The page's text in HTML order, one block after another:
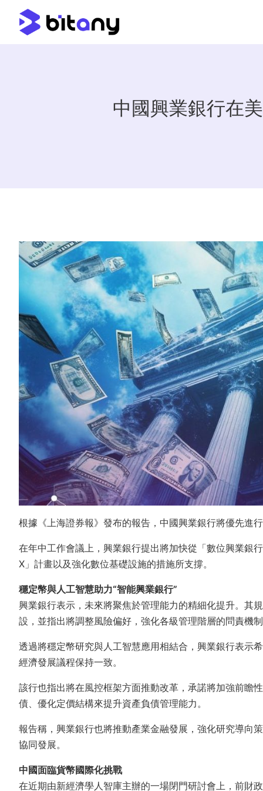
中國興業銀行在
根據《上海證券報》發布的報告，中國興業銀行將優先進
在年中工作會議上，興業銀行提出將加快從「數位興業銀
X」計畫以及強化數位基礎設施的措施所支撐。
穩定幣與人工智慧助力“智能興業銀行”
興業銀行表示，未來將聚焦於管理能力的精細化提升。其
設，並指出將調整風險偏好，強化各級管理階層的問責機
透過將穩定幣研究與人工智慧應用相結合，興業銀行表示
經濟發展議程保持一致。
該行也指出將在風控框架方面推動改革，承諾將加強前瞻
債、優化定價結構來提升資產負債管理能力。
報告稱，興業銀行也將推動產業金融發展，強化研究導向
協同發展。
中國面臨貨幣國際化挑戰
在近期由新經濟學人智庫主辦的一場閉門研討會上，前財